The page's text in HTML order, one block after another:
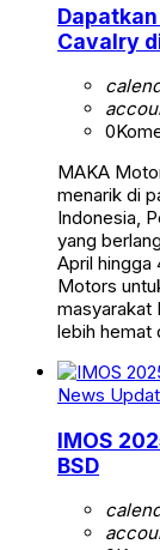
Cavalry
0
MAKA
menarik di
Indonesia,
yang
April hingga
Motors
masyarakat
lebih hemat
News
IMOS
BSD